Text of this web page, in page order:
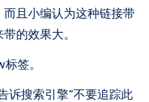
且小编认为这种链接带
的效果大。
签。
搜索引擎“不要追踪此